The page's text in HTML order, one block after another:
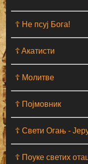
☦ Не псуј Бога!
☦ Aкатисти
☦ Молитве
☦ Појмовник
☦ Свети Огањ -
☦ Поуке светих